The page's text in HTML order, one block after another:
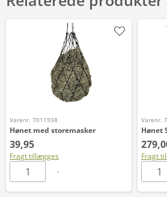
Varenr. 7011938
Hønet med storemasker
39,95
Fragt tillægges
Varenr.
Hønet
Fragt